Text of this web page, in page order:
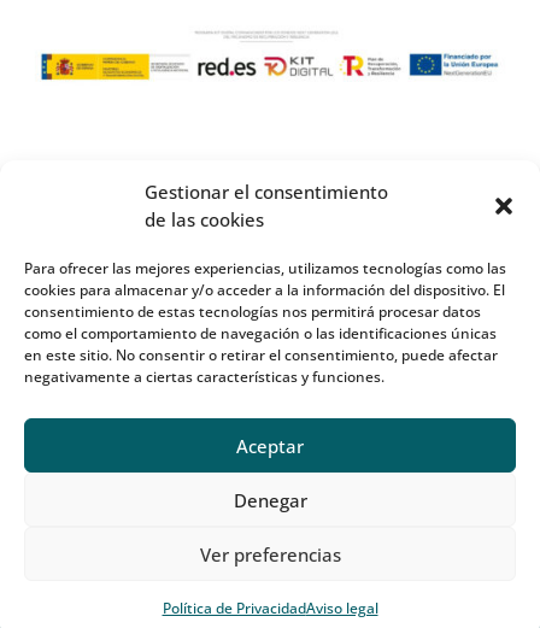
Gestionar el consentimiento
de las cookies
Para ofrecer las mejores experiencias, utilizamos tecnologías como las
cookies para almacenar y/o acceder a la información del dispositivo. El
consentimiento de estas tecnologías nos permitirá procesar datos
como el comportamiento de navegación o las identificaciones únicas
en este sitio. No consentir o retirar el consentimiento, puede afectar
negativamente a ciertas características y funciones.
Aceptar
Denegar
Ver preferencias
Política de PrivacidadAviso legal
Diseño y desarrollo:CactusDigital| OnFisio®2023